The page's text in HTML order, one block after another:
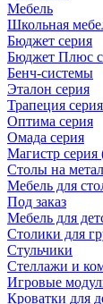
Мебель
Школьная
Бюджет серия
Бюджет Плюс
Бенч-системы
Эталон серия
Трапеция серия
Оптима серия
Омада серия
Магистр серия
Столы на
Мебель для
Под заказ
Мебель для
Столики для
Стульчики
Стеллажи и
Игровые
Кроватки для